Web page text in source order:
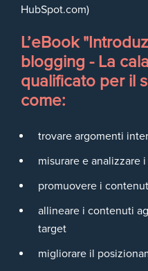
HubSpot.com)
L’eBook
blogging - La
qualificato per il
come:
trovare argomenti
misurare e analizzare
promuovere i
allineare i contenuti
target
migliorare il